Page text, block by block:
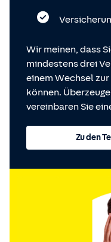
Wir meinen, dass
mindestens drei
einem Wechsel zur
können.
vereinbaren Sie
Zu den